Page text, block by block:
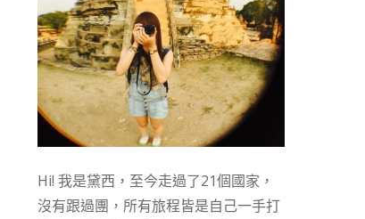
Hi! 我是黛西，至今走過了21個國家，
沒有跟過團，所有旅程皆是自己一手打